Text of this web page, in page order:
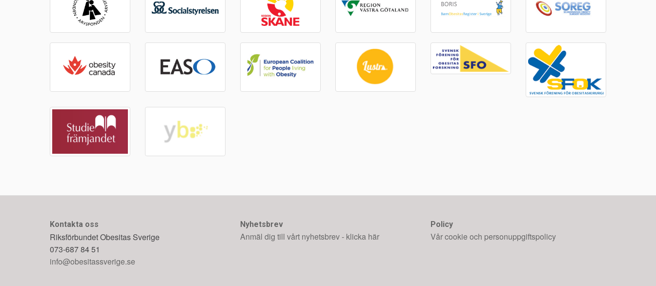
Kontakta oss
Riksförbundet Obesitas Sverige
073-687 84 51
info@obesitassverige.se
Nyhetsbrev
Anmäl dig till vårt nyhetsbrev - klicka här
Policy
Vår cookie och personuppgiftspolicy